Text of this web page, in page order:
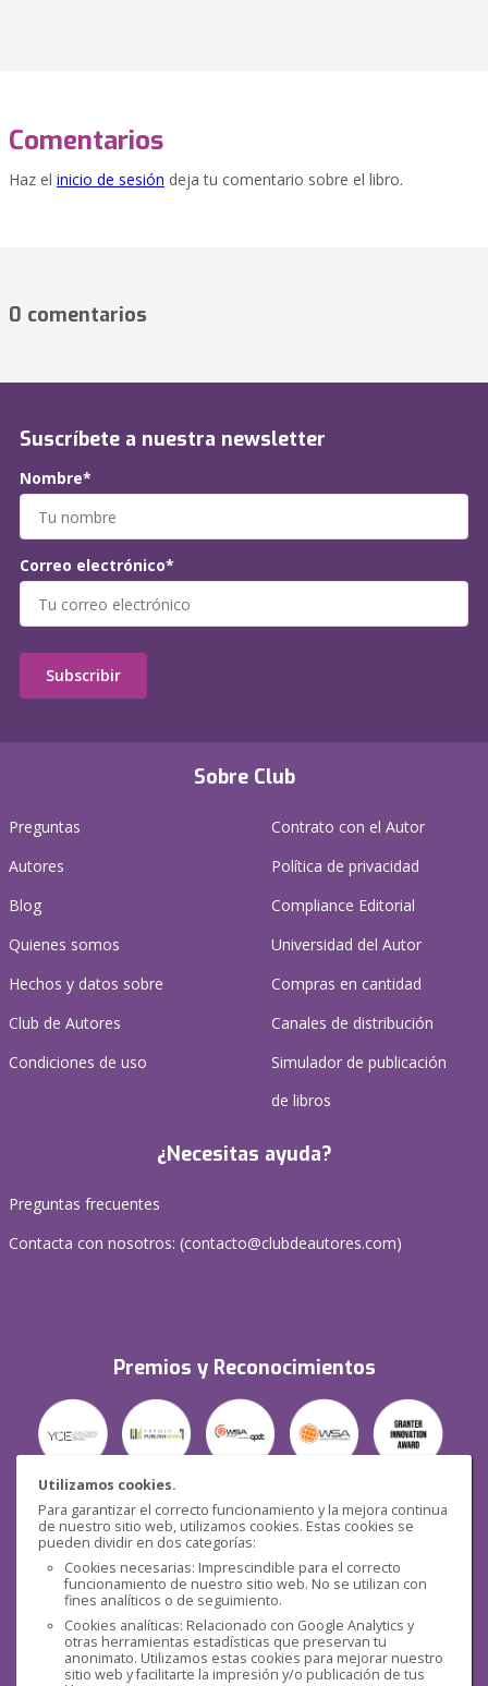
Utilizamos cookies.
Para garantizar el correcto funcionamiento y la mejora continua
de nuestro sitio web, utilizamos cookies. Estas cookies se
pueden dividir en dos categorías:
Cookies necesarias: Imprescindible para el correcto
funcionamiento de nuestro sitio web. No se utilizan con
fines analíticos o de seguimiento.
Cookies analíticas: Relacionado con Google Analytics y
otras herramientas estadísticas que preservan tu
anonimato. Utilizamos estas cookies para mejorar nuestro
sitio web y facilitarte la impresión y/o publicación de tus
Comentarios
Haz el inicio de sesión deja tu comentario sobre el libro.
0 comentarios
Sobre Club
Preguntas
Autores
Blog
Quienes somos
Hechos y datos sobre
Club de Autores
Condiciones de uso
Contrato con el Autor
Política de privacidad
Compliance Editorial
Universidad del Autor
Compras en cantidad
Canales de distribución
Simulador de publicación
de libros
¿Necesitas ayuda?
Preguntas frecuentes
Contacta con nosotros: (contacto@clubdeautores.com)
Premios y Reconocimientos
Seguridad
Redes sociales
Suscríbete a nuestra newsletter
Nombre*
Correo electrónico*
Subscribir